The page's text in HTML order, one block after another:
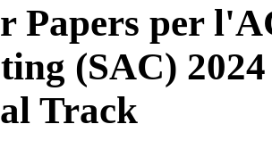
Papers per
(SAC)
Track